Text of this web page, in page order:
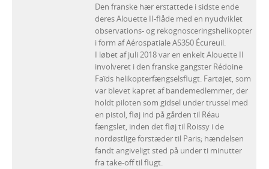
Den franske hær erstattede i sidste ende
deres Alouette II-flåde med en nyudviklet
observations- og rekognosceringshelikopter
i form af Aérospatiale AS350 Écureuil.
I løbet af juli 2018 var en enkelt Alouette II
involveret i den franske gangster Rédoine
Faïds helikopterfængselsflugt. Fartøjet, som
var blevet kapret af bandemedlemmer, der
holdt piloten som gidsel under trussel med
en pistol, fløj ind på gården til Réau
fængslet, inden det fløj til Roissy i de
nordøstlige forstæder til Paris; hændelsen
fandt angiveligt sted på under ti minutter
fra take-off til flugt.